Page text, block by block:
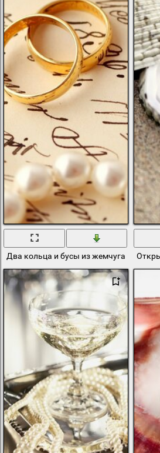
Два кольца и бусы из жемчуга на